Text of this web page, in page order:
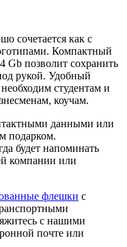
сочетается как с
Компактный
Gb позволит сохранить
рукой. Удобный
студентам и
коучам.
данными или
подарком.
будет напоминать
компании или
флешки с
с нашими
почте или